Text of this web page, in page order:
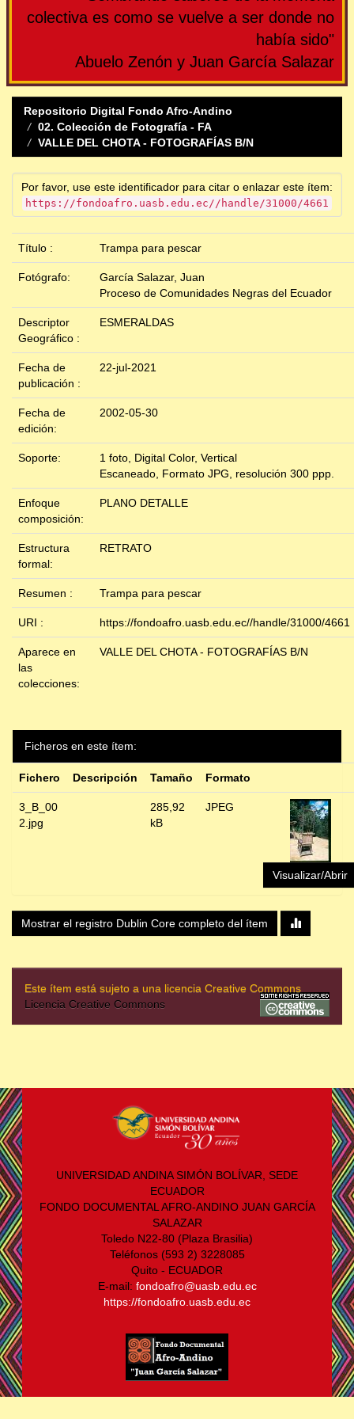
colectiva es como se vuelve a ser donde no
había sido"
Abuelo Zenón y Juan García Salazar
Repositorio Digital Fondo Afro-Andino
02. Colección de Fotografía - FA
VALLE DEL CHOTA - FOTOGRAFÍAS B/N
Por favor, use este identificador para citar o enlazar este ítem:
https://fondoafro.uasb.edu.ec//handle/31000/4661
Título : Trampa para pescar
Fotógrafo:
García Salazar, Juan
Proceso de Comunidades Negras del Ecuador
Descriptor
Geográfico :
ESMERALDAS
Fecha de
publicación :
22-jul-2021
Fecha de
edición:
2002-05-30
Soporte:
1 foto, Digital Color, Vertical
Escaneado, Formato JPG, resolución 300 ppp.
Enfoque
composición:
PLANO DETALLE
Estructura
formal:
RETRATO
Resumen : Trampa para pescar
URI : https://fondoafro.uasb.edu.ec//handle/31000/4661
Aparece en
las
colecciones:
VALLE DEL CHOTA - FOTOGRAFÍAS B/N
Ficheros en este ítem:
Fichero Descripción Tamaño Formato
3_B_00
2.jpg
285,92
kB
JPEG
Visualizar/Abrir
Mostrar el registro Dublin Core completo del ítem
Este ítem está sujeto a una licencia Creative Commons
Licencia Creative Commons
UNIVERSIDAD ANDINA SIMÓN BOLÍVAR, SEDE
ECUADOR
FONDO DOCUMENTAL AFRO-ANDINO JUAN GARCÍA
SALAZAR
Toledo N22-80 (Plaza Brasilia)
Teléfonos (593 2) 3228085
Quito - ECUADOR
E-mail: fondoafro@uasb.edu.ec
https://fondoafro.uasb.edu.ec